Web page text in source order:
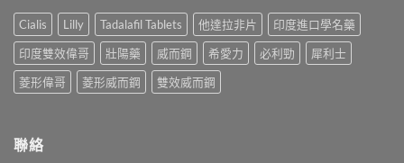
攻
略〉
中
2026
雙
效
偉
哥
價
邊
度
買
正
貨？
2026
版
價
錢
2026
比
較：
Cialis Lilly Tadalafil Tablets 他達拉非片
印度進口學名藥
印度雙效偉哥
壯陽藥 威而鋼 希愛力 必利勁
犀利士
菱形偉哥
菱形威而鋼 雙效威而鋼
聯絡